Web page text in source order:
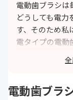
電動歯ブラシは
どうしても電力
す、そのため私
電タイプの電動
洗面台のコンセ
ても重宝してい
電動歯ブラ